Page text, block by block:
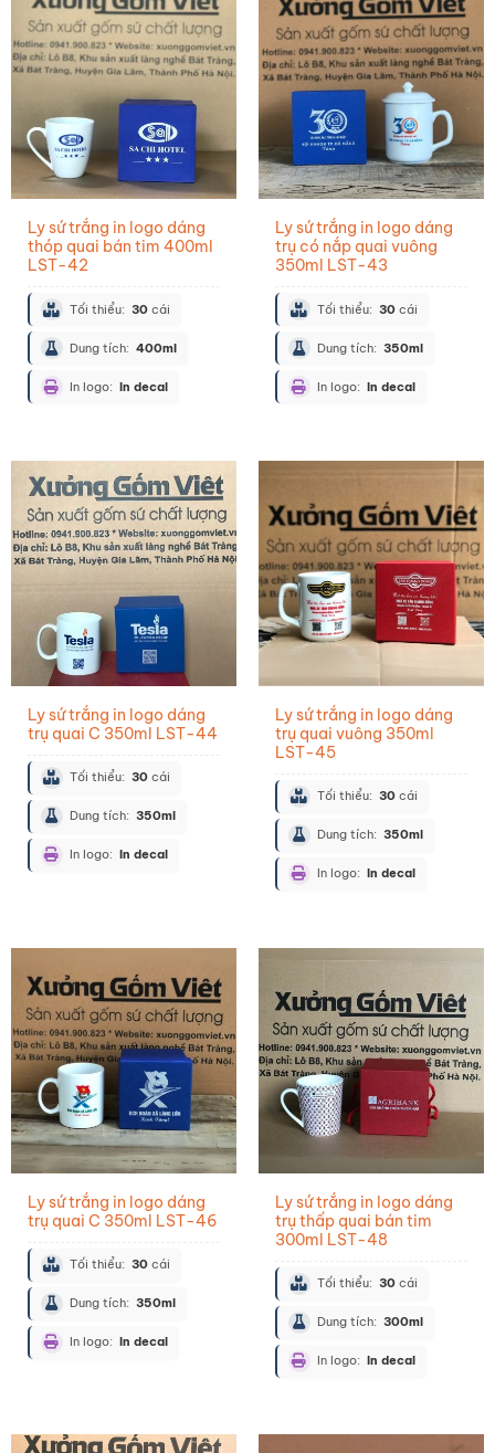
Ly sứ trắng in logo dáng
thóp quai bán tim 400ml
LST-42
Tối thiểu: 30cái
Dung tích: 400ml
In logo: In decal
Ly sứ trắng in logo dáng
trụ có nắp quai vuông
350ml LST-43
Tối thiểu: 30cái
Dung tích: 350ml
In logo: In decal
Ly sứ trắng in logo dáng
trụ quai C 350ml LST-44
Tối thiểu: 30cái
Dung tích: 350ml
In logo: In decal
Ly sứ trắng in logo dáng
trụ quai vuông 350ml
LST-45
Tối thiểu: 30cái
Dung tích: 350ml
In logo: In decal
Ly sứ trắng in logo dáng
trụ quai C 350ml LST-46
Tối thiểu: 30cái
Dung tích: 350ml
In logo: In decal
Ly sứ trắng in logo dáng
trụ thấp quai bán tim
300ml LST-48
Tối thiểu: 30cái
Dung tích: 300ml
In logo: In decal